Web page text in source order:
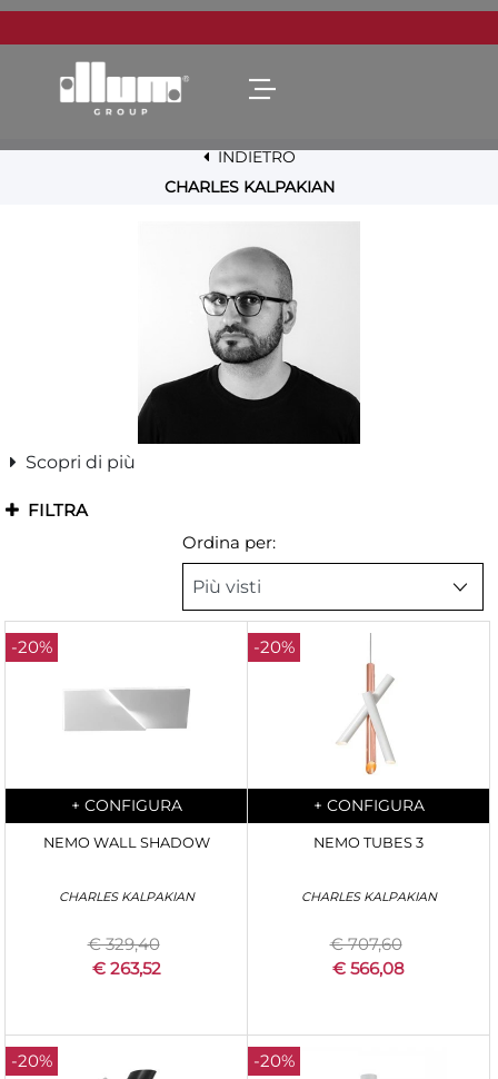
Open menu
INDIETRO
CHARLES KALPAKIAN
Scopri di più
FILTRA
Ordina per:
-20%
Quantità
+ CONFIGURA
NEMO WALL SHADOW
CHARLES KALPAKIAN
€ 329,40
€ 263,52
-20%
Quantità
+ CONFIGURA
NEMO TUBES 3
CHARLES KALPAKIAN
€ 707,60
€ 566,08
-20% -20%